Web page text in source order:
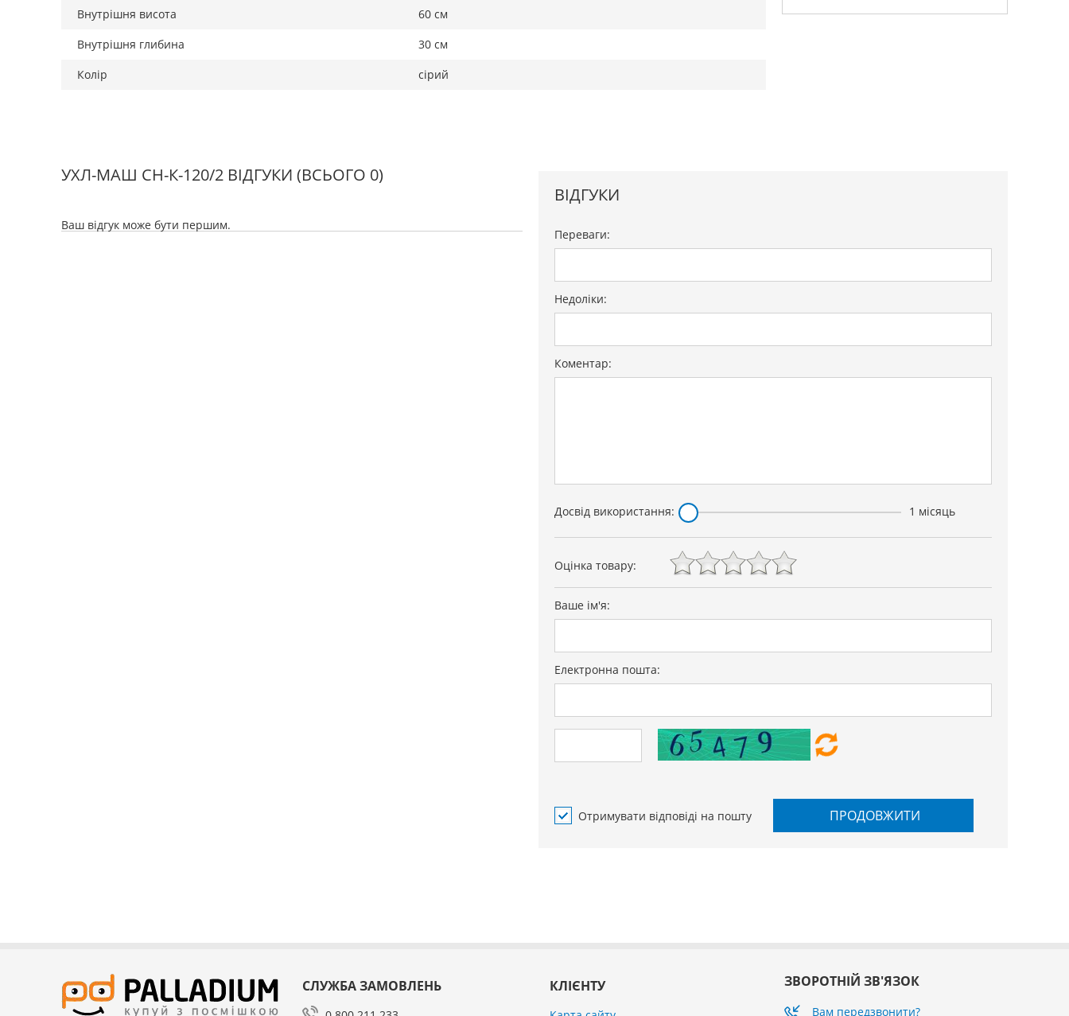
Внутрішня висота
60 см
Внутрішня глибина
30 см
Колір
сірий
УХЛ-МАШ СН-К-120/2 ВІДГУКИ (ВСЬОГО 0)
Ваш відгук може бути першим.
ВІДГУКИ
Переваги:
Недоліки:
Коментар:
Досвід використання: 1 місяць
Оцінка товару:
Ваше ім'я:
Електронна пошта:
Отримувати відповіді на пошту ПРОДОВЖИТИ
СЛУЖБА ЗАМОВЛЕНЬ КЛІЄНТУ ЗВОРОТНІЙ ЗВ'ЯЗОК
Вам передзвонити?